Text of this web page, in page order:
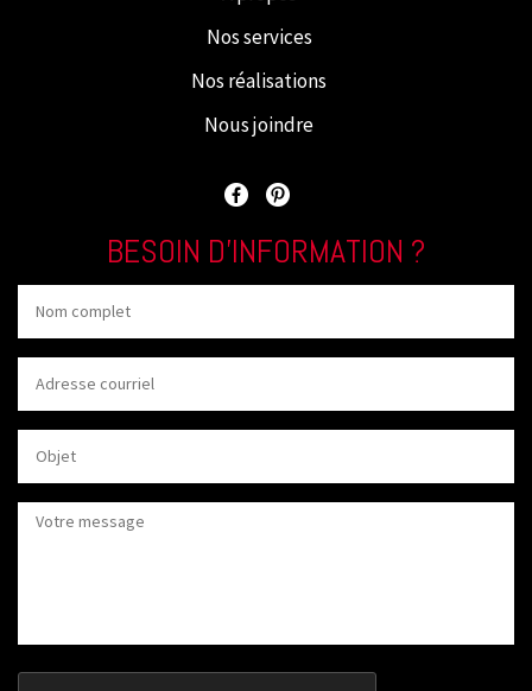
Nos services
Nos réalisations
Nous joindre
BESOIN D’INFORMATION ?